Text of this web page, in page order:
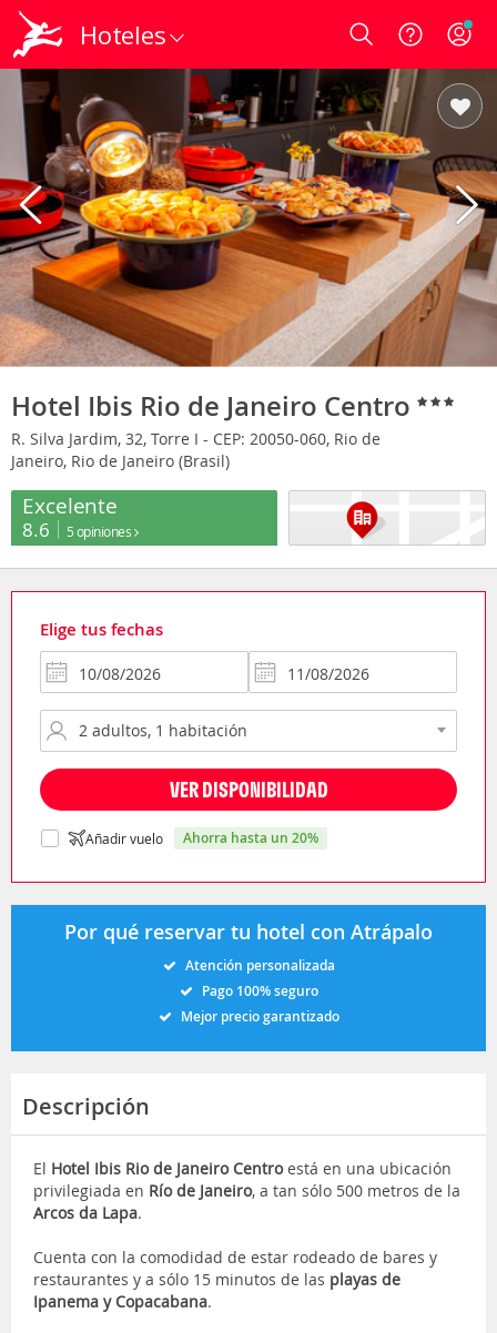
Hoteles Login
Hotel Ibis Rio de Janeiro Centro
R. Silva Jardim, 32, Torre I - CEP: 20050-060, Rio de
Janeiro, Rio de Janeiro (Brasil)
Excelente
8.6 5 opiniones
Elige tus fechas
VER DISPONIBILIDAD
Añadir vuelo ahorra hasta un 20%
Por qué reservar tu hotel con Atrápalo
Atención personalizada
Pago 100% seguro
Mejor precio garantizado
Descripción
El Hotel Ibis Rio de Janeiro Centroestá en una ubicación
privilegiada en Río de Janeiro, a tan sólo 500 metros de la
Arcos da Lapa.
Cuenta con la comodidad de estar rodeado de bares y
restaurantes y a sólo 15 minutos de las playas de
Ipanema y Copacabana.